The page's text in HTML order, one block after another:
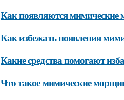
Как появляются
Как избежать появления
Какие средства помогают
Что такое мимические